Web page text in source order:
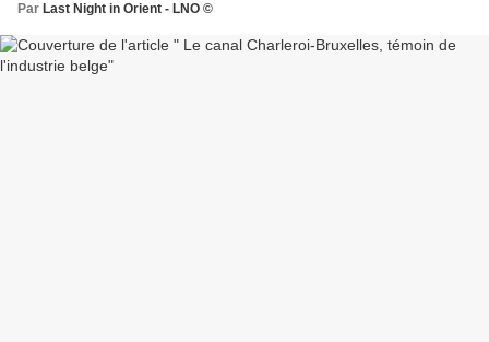
Par Last Night in Orient - LNO ©